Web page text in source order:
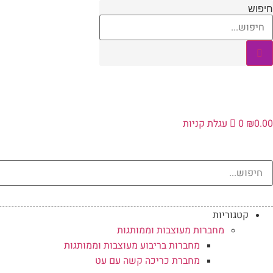
דלג
לתוכן
חיפוש
₪0.00
0 עגלת קניות
קטגוריות
מחברות מעוצבות וממותגות
מחברות בריבוע מעוצבות וממותגות
מחברת כריכה קשה עם עט